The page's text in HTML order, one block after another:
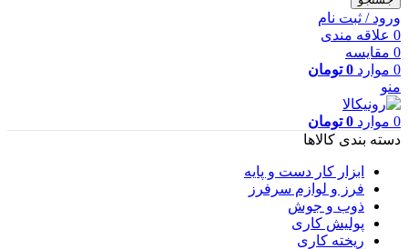
ورود / ثبت نام
0 علاقه مندی
0 مقایسه
0 موارد 0 تومان
منو
0 موارد 0 تومان
دسته بندی کالاها
ابزار کار دست و پایه
فرز و لوازم سرفرز
ذوب و جوش
پولیش کاری
ریخته کاری